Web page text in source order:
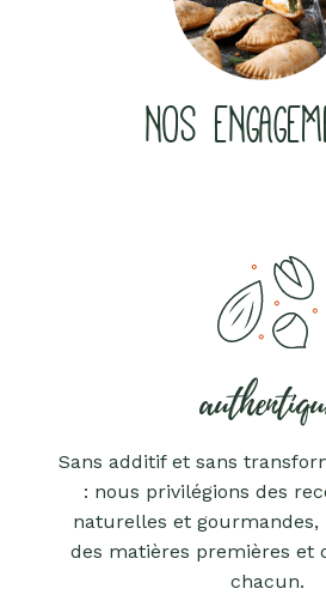
NOS
Sans additif et sans
: nous privilégions des
naturelles et gourmandes,
des matières premières et
chacun.